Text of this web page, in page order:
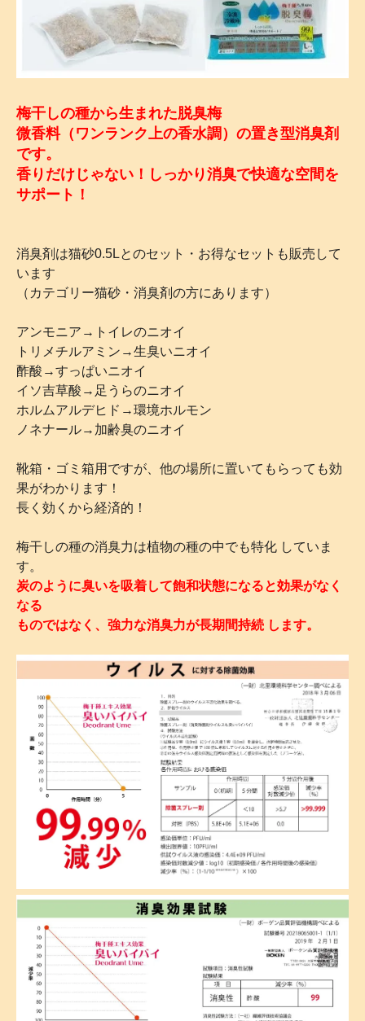
梅干しの種から生まれた脱臭梅
微香料（ワンランク上の香水調）の置き型消臭剤
です。
香りだけじゃない！しっかり消臭で快適な空間を
サポート！
消臭剤は猫砂0.5Lとのセット・お得なセットも販売して
います
（カテゴリー猫砂・消臭剤の方にあります）
アンモニア→トイレのニオイ
トリメチルアミン→生臭いニオイ
酢酸→すっぱいニオイ
イソ吉草酸→足うらのニオイ
ホルムアルデヒド→環境ホルモン
ノネナール→加齢臭のニオイ
靴箱・ゴミ箱用ですが、他の場所に置いてもらっても効
果がわかります！
長く効くから経済的！
梅干しの種の消臭力は植物の種の中でも特化 していま
す。
炭のように臭いを吸着して飽和状態になると効果がなく
なる
ものではなく、強力な消臭力が長期間持続 します。